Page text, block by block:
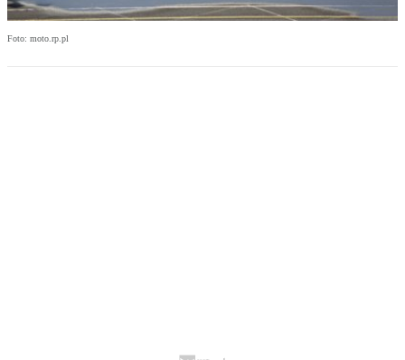
Foto: moto.rp.pl